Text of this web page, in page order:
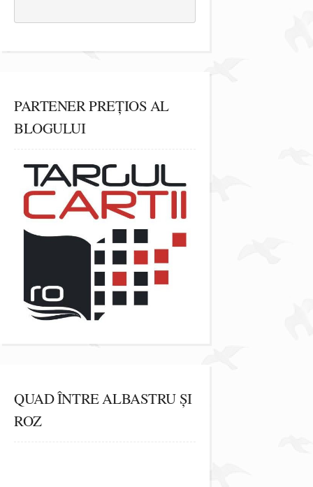
PARTENER PREȚIOS AL
BLOGULUI
QUAD ÎNTRE ALBASTRU ȘI
ROZ